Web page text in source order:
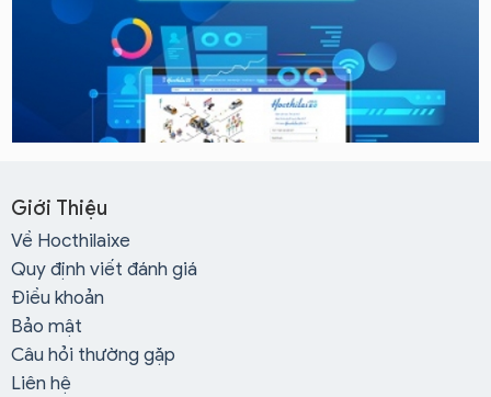
Giới Thiệu
Về Hocthilaixe
Quy định viết đánh giá
Điều khoản
Bảo mật
Câu hỏi thường gặp
Liên hệ